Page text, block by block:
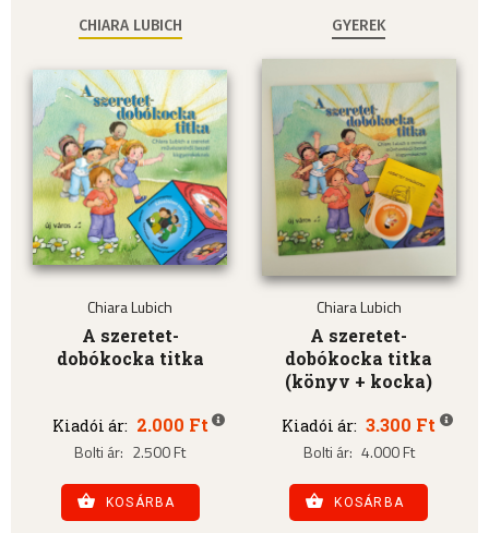
CHIARA LUBICH
Chiara Lubich
A szeretet-
dobókocka titka
Kiadói ár: 2.000 Ft
Bolti ár: 2.500 Ft
KOSÁRBA
GYEREK
Chiara Lubich
A szeretet-
dobókocka titka
(könyv + kocka)
Kiadói ár: 3.300 Ft
Bolti ár: 4.000 Ft
KOSÁRBA